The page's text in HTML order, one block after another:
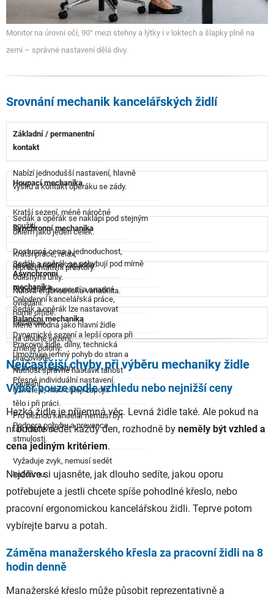
Monitor na úrovni očí, 90° mezi stehny a lýtky i v loktech a šlapky plně na
zemi – správné nastavení dělá divy.
Srovnání mechanik kancelářských židlí
Základní / permanentní
kontakt
Nabízí jednodušší nastavení, hlavně
výšku a kontakt opěráku se zády.
Kratší sezení, méně náročné
použití.
Dostupná cena a jednoduchost,
design snadno zapadne.
Nulová ergonomická variabilita.
Houpací mechanika
Sedák a opěrák se naklápí pod stejným
úhlem jako jeden celek.
Kratší práce, relax,
reprezentativní prostory.
Pohodlné zhoupnutí a snadné
ovládání.
Méně vhodná jako hlavní židle
na dlouhé sezení.
Synchronní mechanika
Sedák a opěrák se pohybují pod mírně
odlišnými úhly.
Celodenní kancelářská práce,
home office.
Dynamické sezení a lepší opora při
změně polohy.
Nutnost správně nastavit tuhost
houpání.
Asynchronní
mechanika
Sedák a opěrák lze nastavovat
nezávisle.
Pracovní židle, dílny, technická
pracoviště.
Přesné individuální nastavení.
Pro běžnou kancelář nemusí být
tak intuitivní.
Balanční mechanika
Umožňuje jemný pohyb do stran a
aktivnější sezení.
Uživatelé, kteří chtějí zapojit
tělo i při práci.
Podpora pohybu a prevence
strnulosti.
Vyžaduje zvyk, nemusí sedět
každému.
Nejčastější chyby při výběru mechaniky židle
Výběr pouze podle vzhledu nebo nejnižší ceny
Hezká židle je příjemná věc. Levná židle také. Ale pokud na
ní budete sedět každý den, rozhodně by neměly být vzhled a
cena jediným kritériem.
Nejdříve si ujasněte, jak dlouho sedíte, jakou oporu
potřebujete a jestli chcete spíše pohodlné křeslo, nebo
pracovní ergonomickou kancelářskou židli. Teprve potom
vybírejte barvu a potah.
Záměna manažerského křesla za pracovní židli na 8
hodin denně
Manažerské křeslo může působit reprezentativně a